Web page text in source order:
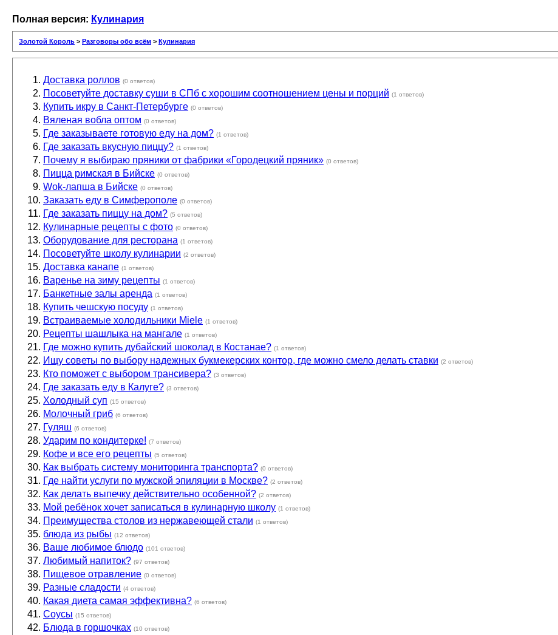
Полная версия: Кулинария
Золотой Король > Разговоры обо всём > Кулинария
Доставка роллов (0 ответов)
Посоветуйте доставку суши в СПб с хорошим соотношением цены и порций (1 ответов)
Купить икру в Санкт-Петербурге (0 ответов)
Вяленая вобла оптом (0 ответов)
Где заказываете готовую еду на дом? (1 ответов)
Где заказать вкусную пиццу? (1 ответов)
Почему я выбираю пряники от фабрики «Городецкий пряник» (0 ответов)
Пицца римская в Бийске (0 ответов)
Wok-лапша в Бийске (0 ответов)
Заказать еду в Симферополе (0 ответов)
Где заказать пиццу на дом? (5 ответов)
Кулинарные рецепты с фото (0 ответов)
Оборудование для ресторана (1 ответов)
Посоветуйте школу кулинарии (2 ответов)
Доставка канапе (1 ответов)
Варенье на зиму рецепты (1 ответов)
Банкетные залы аренда (1 ответов)
Купить чешскую посуду (1 ответов)
Встраиваемые холодильники Miele (1 ответов)
Рецепты шашлыка на мангале (1 ответов)
Где можно купить дубайский шоколад в Костанае? (1 ответов)
Ищу советы по выбору надежных букмекерских контор, где можно смело делать ставки (2 ответов)
Кто поможет с выбором трансивера? (3 ответов)
Где заказать еду в Калуге? (3 ответов)
Холодный суп (15 ответов)
Молочный гриб (6 ответов)
Гуляш (6 ответов)
Ударим по кондитерке! (7 ответов)
Кофе и все его рецепты (5 ответов)
Как выбрать систему мониторинга транспорта? (0 ответов)
Где найти услуги по мужской эпиляции в Москве? (2 ответов)
Как делать выпечку действительно особенной? (2 ответов)
Мой ребёнок хочет записаться в кулинарную школу (1 ответов)
Преимущества столов из нержавеющей стали (1 ответов)
блюда из рыбы (12 ответов)
Ваше любимое блюдо (101 ответов)
Любимый напиток? (97 ответов)
Пищевое отравление (0 ответов)
Разные сладости (4 ответов)
Какая диета самая эффективна? (6 ответов)
Соусы (15 ответов)
Блюда в горшочках (10 ответов)